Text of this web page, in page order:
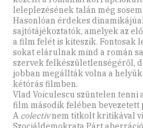
leleplezésének talán még
Hasonlóan érdekes
sajtótájékoztatók, amelyek az
a film felét is kiteszik. Fontosak
sokat elárulnak mind a román
szervek felkészületlenségéről,
jobban megállták volna a
kétórás filmben.
Vlad Voiculescu szüntelen tenni
film második felében
A colectivnem titkolt kritikával